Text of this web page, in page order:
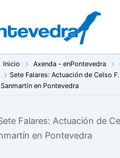
Inicio Axenda - enPontevedra
Sete Falares: Actuación de Celso F.
Sanmartín en Pontevedra